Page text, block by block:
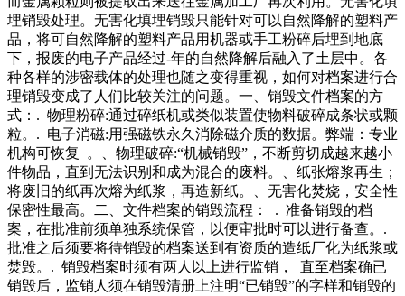
埋销毁处理。无害化填埋销毁只能针对可以自然降解的塑料产
品，将可自然降解的塑料产品用机器或手工粉碎后埋到地底
下，报废的电子产品经过-年的自然降解后融入了土层中。各
种各样的涉密载体的处理也随之变得重视，如何对档案进行合
理销毁变成了人们比较关注的问题。一、销毁文件档案的方
式：. 物理粉碎:通过碎纸机或类似装置使物料破碎成条状或颗
粒。. 电子消磁:用强磁铁永久消除磁介质的数据。弊端：专业
机构可恢复 。、物理破碎:“机械销毁”，不断剪切成越来越小
件物品，直到无法识别和成为混合的废料。、纸张熔浆再生；
将废旧的纸再次熔为纸浆，再造新纸。、无害化焚烧，安全性
保密性最高。二、文件档案的销毁流程： . 准备销毁的档
案，在批准前须单独系统保管，以便审批时可以进行备查。.
批准之后须要将待销毁的档案送到有资质的造纸厂化为纸浆或
焚毁。. 销毁档案时须有两人以上进行监销， 直至档案确已
销毁后，监销人须在销毁清册上注明“已销毁”的字样和销毁的